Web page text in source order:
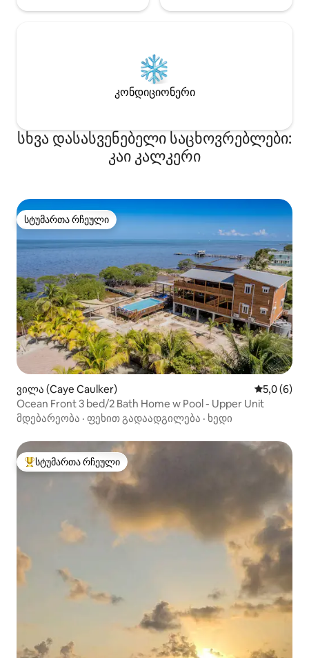
კონდიციონერი
სხვა დასასვენებელი საცხოვრებლები:
კაი კალკერი
სტუმართა რჩეული
სტუმართა რჩეული
ვილა (Caye Caulker) საშუალო
5,0 (6)
Ocean Front 3 bed/2 Bath Home w Pool - Upper Unit
მდებარეობა · ფეხით გადაადგილება · ხედი
სტუმართა რჩეული მოწინავე ვარიანტი
სტუმართა რჩეული